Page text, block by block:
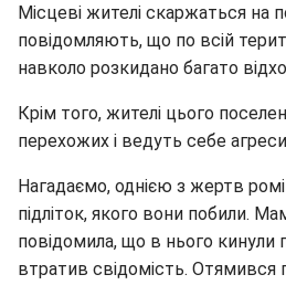
Місцеві жителі скаржаться на
повідомляють, що по всій
навколо розкидано багато
Крім того, жителі цього
перехожих і ведуть себе
Нагадаємо, однією з жертв
підліток, якого вони побили.
повідомила, що в нього кинули
втратив свідомість. Отямився